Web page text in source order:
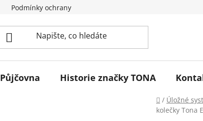
Podmínky ochrany osobních údajů
Půjčovna Historie značky TONA
Domů
/ Úložné
kolečky Tona